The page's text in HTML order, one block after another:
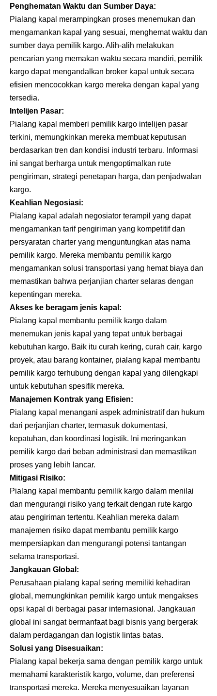
Penghematan Waktu dan Sumber Daya:
Pialang kapal merampingkan proses menemukan dan
mengamankan kapal yang sesuai, menghemat waktu dan
sumber daya pemilik kargo. Alih-alih melakukan
pencarian yang memakan waktu secara mandiri, pemilik
kargo dapat mengandalkan broker kapal untuk secara
efisien mencocokkan kargo mereka dengan kapal yang
tersedia.
Intelijen Pasar:
Pialang kapal memberi pemilik kargo intelijen pasar
terkini, memungkinkan mereka membuat keputusan
berdasarkan tren dan kondisi industri terbaru. Informasi
ini sangat berharga untuk mengoptimalkan rute
pengiriman, strategi penetapan harga, dan penjadwalan
kargo.
Keahlian Negosiasi:
Pialang kapal adalah negosiator terampil yang dapat
mengamankan tarif pengiriman yang kompetitif dan
persyaratan charter yang menguntungkan atas nama
pemilik kargo. Mereka membantu pemilik kargo
mengamankan solusi transportasi yang hemat biaya dan
memastikan bahwa perjanjian charter selaras dengan
kepentingan mereka.
Akses ke beragam jenis kapal:
Pialang kapal membantu pemilik kargo dalam
menemukan jenis kapal yang tepat untuk berbagai
kebutuhan kargo. Baik itu curah kering, curah cair, kargo
proyek, atau barang kontainer, pialang kapal membantu
pemilik kargo terhubung dengan kapal yang dilengkapi
untuk kebutuhan spesifik mereka.
Manajemen Kontrak yang Efisien:
Pialang kapal menangani aspek administratif dan hukum
dari perjanjian charter, termasuk dokumentasi,
kepatuhan, dan koordinasi logistik. Ini meringankan
pemilik kargo dari beban administrasi dan memastikan
proses yang lebih lancar.
Mitigasi Risiko:
Pialang kapal membantu pemilik kargo dalam menilai
dan mengurangi risiko yang terkait dengan rute kargo
atau pengiriman tertentu. Keahlian mereka dalam
manajemen risiko dapat membantu pemilik kargo
mempersiapkan dan mengurangi potensi tantangan
selama transportasi.
Jangkauan Global:
Perusahaan pialang kapal sering memiliki kehadiran
global, memungkinkan pemilik kargo untuk mengakses
opsi kapal di berbagai pasar internasional. Jangkauan
global ini sangat bermanfaat bagi bisnis yang bergerak
dalam perdagangan dan logistik lintas batas.
Solusi yang Disesuaikan:
Pialang kapal bekerja sama dengan pemilik kargo untuk
memahami karakteristik kargo, volume, dan preferensi
transportasi mereka. Mereka menyesuaikan layanan